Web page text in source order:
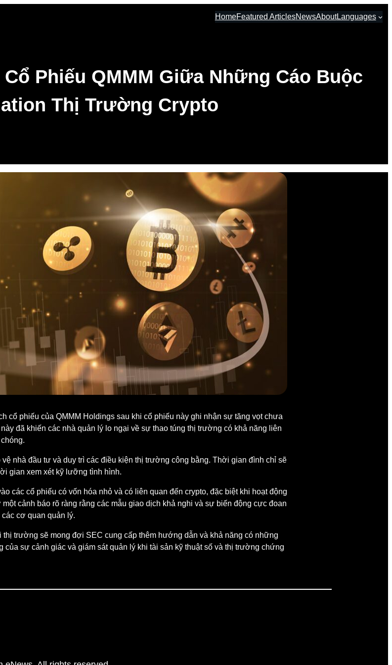
HomeFeatured ArticlesNewsAboutLanguages
Phiếu QMMM Giữa Những Cáo Buộc
Thị Trường Crypto
cổ phiếu của QMMM Holdings sau khi cổ phiếu này ghi nhận sự tăng vọt chưa
đã khiến các nhà quản lý lo ngại về sự thao túng thị trường có khả năng liên
nhà đầu tư và duy trì các điều kiện thị trường công bằng. Thời gian đình chỉ sẽ
gian xem xét kỹ lưỡng tình hình.
các cổ phiếu có vốn hóa nhỏ và có liên quan đến crypto, đặc biệt khi hoạt động
cảnh báo rõ ràng rằng các mẫu giao dịch khả nghi và sự biến động cực đoan
cơ quan quản lý.
trường sẽ mong đợi SEC cung cấp thêm hướng dẫn và khả năng có những
sự cảnh giác và giám sát quản lý khi tài sản kỹ thuật số và thị trường chứng